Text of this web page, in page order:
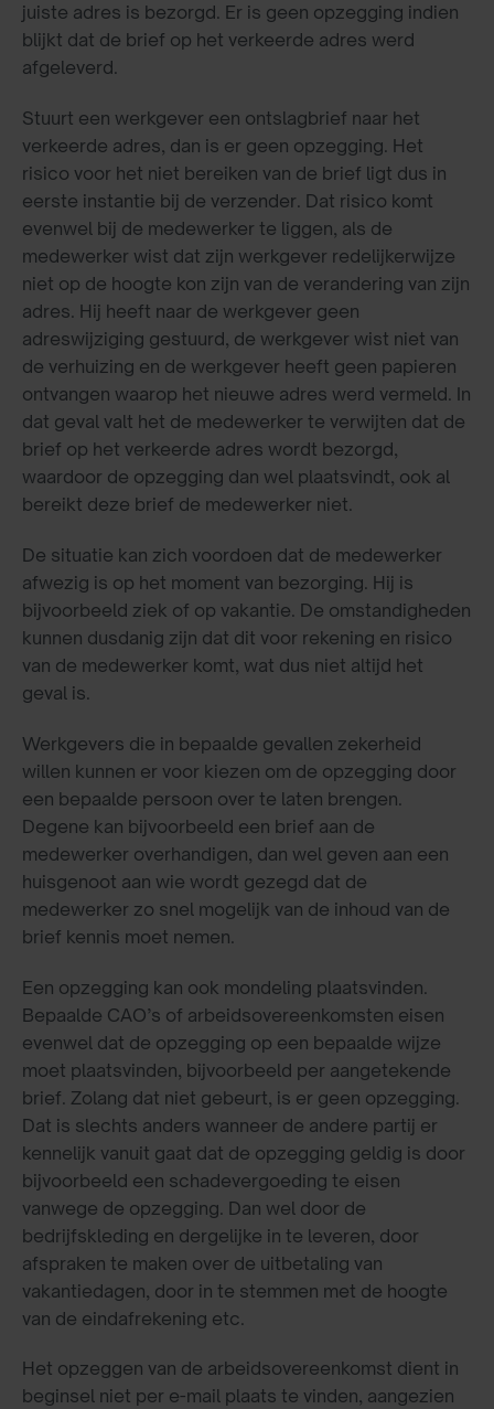
juiste adres is bezorgd. Er is geen opzegging indien
blijkt dat de brief op het verkeerde adres werd
afgeleverd.
Stuurt een werkgever een ontslagbrief naar het
verkeerde adres, dan is er geen opzegging. Het
risico voor het niet bereiken van de brief ligt dus in
eerste instantie bij de verzender. Dat risico komt
evenwel bij de medewerker te liggen, als de
medewerker wist dat zijn werkgever redelijkerwijze
niet op de hoogte kon zijn van de verandering van zijn
adres. Hij heeft naar de werkgever geen
adreswijziging gestuurd, de werkgever wist niet van
de verhuizing en de werkgever heeft geen papieren
ontvangen waarop het nieuwe adres werd vermeld. In
dat geval valt het de medewerker te verwijten dat de
brief op het verkeerde adres wordt bezorgd,
waardoor de opzegging dan wel plaatsvindt, ook al
bereikt deze brief de medewerker niet.
De situatie kan zich voordoen dat de medewerker
afwezig is op het moment van bezorging. Hij is
bijvoorbeeld ziek of op vakantie. De omstandigheden
kunnen dusdanig zijn dat dit voor rekening en risico
van de medewerker komt, wat dus niet altijd het
geval is.
Werkgevers die in bepaalde gevallen zekerheid
willen kunnen er voor kiezen om de opzegging door
een bepaalde persoon over te laten brengen.
Degene kan bijvoorbeeld een brief aan de
medewerker overhandigen, dan wel geven aan een
huisgenoot aan wie wordt gezegd dat de
medewerker zo snel mogelijk van de inhoud van de
brief kennis moet nemen.
Een opzegging kan ook mondeling plaatsvinden.
Bepaalde CAO’s of arbeidsovereenkomsten eisen
evenwel dat de opzegging op een bepaalde wijze
moet plaatsvinden, bijvoorbeeld per aangetekende
brief. Zolang dat niet gebeurt, is er geen opzegging.
Dat is slechts anders wanneer de andere partij er
kennelijk vanuit gaat dat de opzegging geldig is door
bijvoorbeeld een schadevergoeding te eisen
vanwege de opzegging. Dan wel door de
bedrijfskleding en dergelijke in te leveren, door
afspraken te maken over de uitbetaling van
vakantiedagen, door in te stemmen met de hoogte
van de eindafrekening etc.
Het opzeggen van de arbeidsovereenkomst dient in
beginsel niet per e-mail plaats te vinden, aangezien